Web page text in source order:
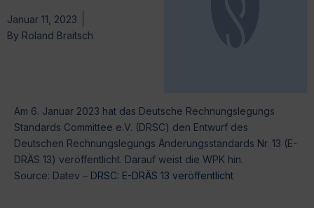
Januar 11, 2023
By Roland Braitsch
Am 6. Januar 2023 hat das Deutsche Rechnungslegungs
Standards Committee e.V. (DRSC) den Entwurf des
Deutschen Rechnungslegungs Änderungsstandards Nr. 13 (E-
DRÄS 13) veröffentlicht. Darauf weist die WPK hin.
Source: Datev – DRSC: E-DRÄS 13 veröffentlicht